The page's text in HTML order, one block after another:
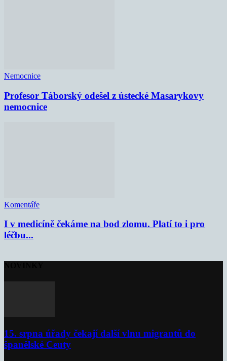
Nemocnice
Profesor Táborský odešel z ústecké Masarykovy
nemocnice
Komentáře
I v medicíně čekáme na bod zlomu. Platí to i pro
léčbu...
15. srpna úřady čekají další vlnu migrantů do
španělské Ceuty